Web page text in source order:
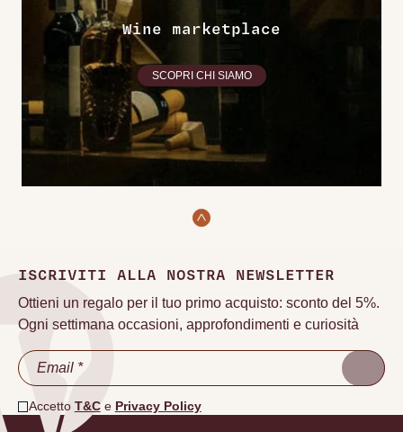
Wine marketplace
SCOPRI CHI SIAMO
ISCRIVITI ALLA NOSTRA NEWSLETTER
Ottieni un regalo per il tuo primo acquisto: sconto del 5%.
Ogni settimana occasioni, approfondimenti e curiosità
Accetto T&Ce Privacy Policy